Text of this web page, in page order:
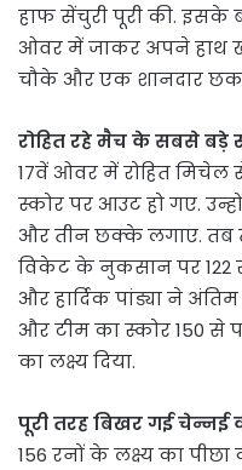
हाफ सेंचुरी पूरी की. इसके
ओवर में जाकर अपने हाथ
चौके और एक शानदार
रोहित रहे मैच के सबसे बड़े
17वें ओवर में रोहित
स्कोर पर आउट हो गए.
और तीन छक्के लगाए. तब
विकेट के नुकसान पर 122
और हार्दिक पांड्या ने
और टीम का स्कोर 150 से
का लक्ष्य दिया.
पूरी तरह बिखर गई चेन्नई
156 रनों के लक्ष्य का